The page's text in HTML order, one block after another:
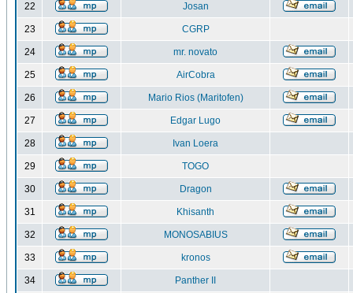
22 Josan
23 CGRP
24 mr. novato
25 AirCobra
26 Mario Rios (Maritofen)
27 Edgar Lugo
28 Ivan Loera
29 TOGO
30 Dragon
31 Khisanth
32 MONOSABIUS
33 kronos
34 Panther II